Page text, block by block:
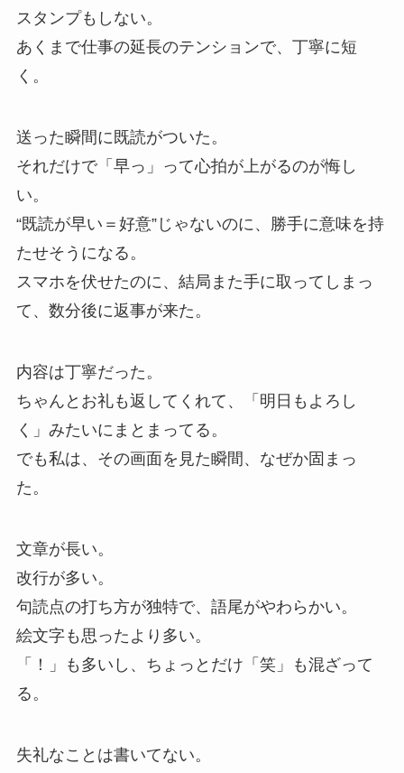
スタンプもしない。
あくまで仕事の延長のテンションで、丁寧に短
く。
送った瞬間に既読がついた。
それだけで「早っ」って心拍が上がるのが悔し
い。
“既読が早い＝好意”じゃないのに、勝手に意味を持
たせそうになる。
スマホを伏せたのに、結局また手に取ってしまっ
て、数分後に返事が来た。
内容は丁寧だった。
ちゃんとお礼も返してくれて、「明日もよろし
く」みたいにまとまってる。
でも私は、その画面を見た瞬間、なぜか固まっ
た。
文章が長い。
改行が多い。
句読点の打ち方が独特で、語尾がやわらかい。
絵文字も思ったより多い。
「！」も多いし、ちょっとだけ「笑」も混ざって
る。
失礼なことは書いてない。